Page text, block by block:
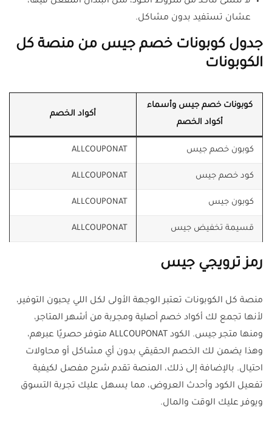
عشان تستفيد بدون مشاكل.
جدول كوبونات خصم جيس من منصة كل
الكوبونات
كوبونات خصم جيس وأسماء
أكواد الخصم
أكواد الخصم
كوبون خصم جيس ALLCOUPONAT
كود خصم جيس ALLCOUPONAT
كوبون جيس ALLCOUPONAT
قسيمة تخفيض جيس ALLCOUPONAT
رمز ترويجي جيس
منصة كل الكوبونات تعتبر الوجهة الأولى لكل اللي يحبون التوفير،
لأنها تجمع لك أكواد خصم أصلية ومجربة من أشهر المتاجر،
ومنها متجر جيس. الكود ALLCOUPONAT متوفر حصريًا عبرهم،
وهذا يضمن لك الخصم الحقيقي بدون أي مشاكل أو محاولات
احتيال. بالإضافة إلى ذلك، المنصة تقدم شرح مفصل لكيفية
تفعيل الكود وأحدث العروض، مما يسهل عليك تجربة التسوق
ويوفر عليك الوقت والمال.